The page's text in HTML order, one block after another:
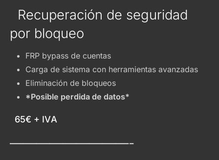
Recuperación de seguridad
por bloqueo
FRP bypass de cuentas
Carga de sistema con herramientas avanzadas
Eliminación de bloqueos
*Posible perdida de datos*
65€ + IVA
—————————-